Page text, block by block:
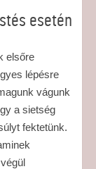
esetén
elsőre
lépésre
vágunk
a sietség
fektetünk.
végül